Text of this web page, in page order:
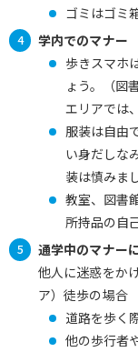
ゴミはゴミ
学内でのマナー
歩きスマホ
ょう。（図
エリアでは
服装は自由
い身だしな
装は慎みま
教室、図書
所持品の自
通学中のマナー
他人に迷惑をか
ア）徒歩の場合
道路を歩く
他の歩行者